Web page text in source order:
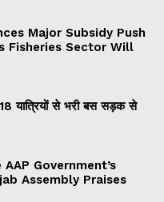
Major Subsidy Push
Fisheries Sector Will
यात्रियों से भरी बस सड़क से
Government’s
Assembly Praises